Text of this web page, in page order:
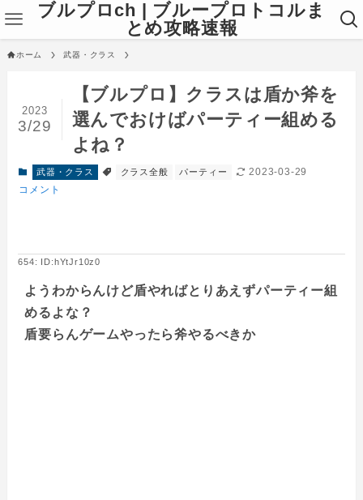
ブルプロch | ブループロトコルま
とめ攻略速報
ホーム 武器・クラス
【ブルプロ】クラスは盾か斧を
選んでおけばパーティー組める
よね？
2023
3/29
武器・クラス クラス全般 パーティー
2023-03-29
コメント
654: ID:hYtJr10z0
ようわからんけど盾やればとりあえずパーティー組
めるよな？
盾要らんゲームやったら斧やるべきか